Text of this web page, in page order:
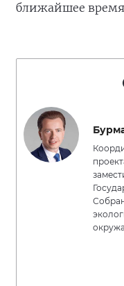
ближайшее